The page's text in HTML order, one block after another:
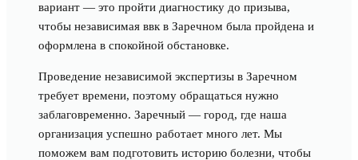
вариант — это пройти диагностику до призыва,
чтобы независимая ввк в Заречном была пройдена и
оформлена в спокойной обстановке.
Проведение независимой экспертизы в Заречном
требует времени, поэтому обращаться нужно
заблаговременно. Заречный — город, где наша
организация успешно работает много лет. Мы
поможем вам подготовить историю болезни, чтобы